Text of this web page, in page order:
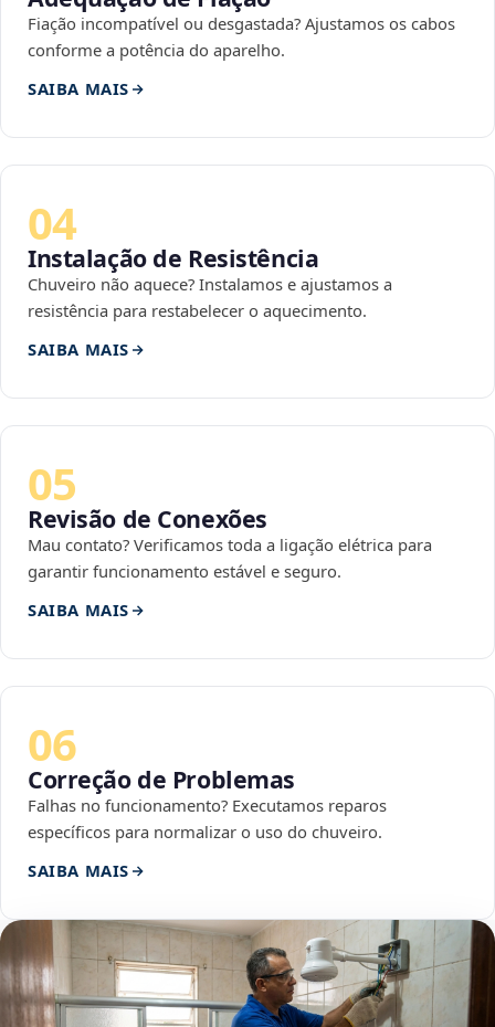
Fiação incompatível ou desgastada? Ajustamos os cabos
conforme a potência do aparelho.
SAIBA MAIS
04
Instalação de Resistência
Chuveiro não aquece? Instalamos e ajustamos a
resistência para restabelecer o aquecimento.
SAIBA MAIS
05
Revisão de Conexões
Mau contato? Verificamos toda a ligação elétrica para
garantir funcionamento estável e seguro.
SAIBA MAIS
06
Correção de Problemas
Falhas no funcionamento? Executamos reparos
específicos para normalizar o uso do chuveiro.
SAIBA MAIS